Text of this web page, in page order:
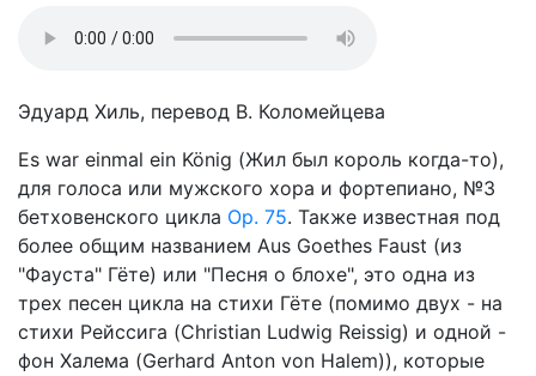
Эдуард Хиль, перевод В. Коломейцева
Es war einmal ein König (Жил был король когда-то),
для голоса или мужского хора и фортепиано, №3
бетховенского цикла Op. 75. Также известная под
более общим названием Aus Goethes Faust (из
"Фауста" Гёте) или "Песня о блохе", это одна из
трех песен цикла на стихи Гёте (помимо двух - на
стихи Рейссига (Christian Ludwig Reissig) и одной -
фон Халема (Gerhard Anton von Halem)), которые